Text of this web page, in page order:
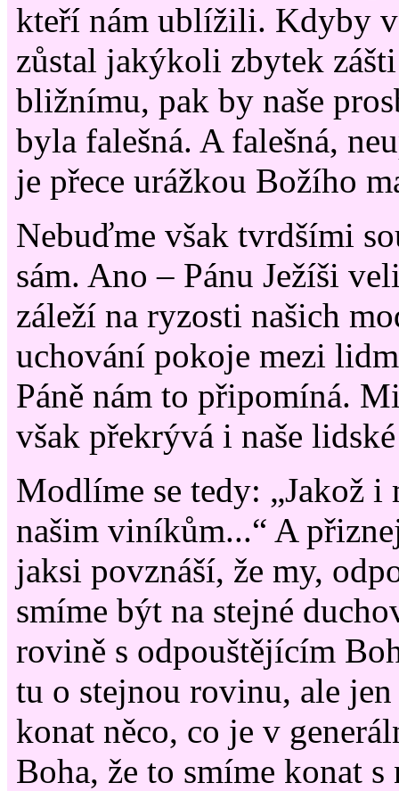
kteří nám ublížili. Kdyby v
zůstal jakýkoli zbytek
bližnímu, pak by naše
byla falešná. A falešná,
je přece urážkou Božího
Nebuďme však tvrdšími
sám. Ano – Pánu Ježíši
záleží na ryzosti našich
uchování pokoje mezi
Páně nám to připomíná.
však překrývá i naše
Modlíme se tedy: „Jakož i
našim viníkům...“ A
jaksi povznáší, že my,
smíme být na stejné
rovině s odpouštějícím
tu o stejnou rovinu, ale
konat něco, co je v
Boha, že to smíme konat